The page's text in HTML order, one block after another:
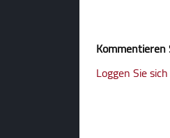
Loggen Sie